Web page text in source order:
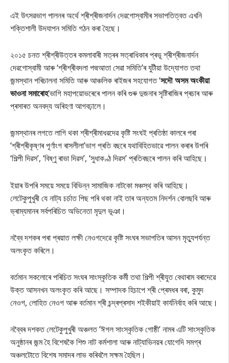
এই উৎসৱভাগ পালনৰ অৰ্থে শ্ৰীশ্ৰীজনাৰ্দন দেৱগোস্বামীৰ সভাপতিত্বত এখনি
শক্তিশালী উদযাপন সমিতি গঠন কৰা হৈছে।
২০১৫ চনত শ্ৰীশ্ৰীউত্তৰ কমলাবাৰী সত্ৰৰ সত্ৰাধিকাৰ প্ৰভূ শ্ৰীশ্ৰীজনাৰ্দন
দেৱগোস্বামী আৰু ‘শ্ৰীশ্ৰীবদলা পদ্মআতা সেৱা সমিতি’ৰ যুটীয়া উদ্যোগত তথা
জন্মস্থান পৰিচালনা সমিতি আৰু আঞ্চলিক ৰাইজৰ সহযোগত ‘সদৌ অসম অংকীয়া
ভাওনা সমাৰোহ‘ভাগি মহাপয়োভৰেৰে পালন কৰি গুৰু দুজনাৰ সৃষ্টিৰাজিৰ প্ৰচাৰ আৰু
প্ৰসাৰত অনবদ্য অৰিহণা আগবঢ়ালে।
জন্মস্থানৰ লগতে লাগি থকা শ্ৰীশ্ৰীমাধৱদেৱ কৃষ্টি সংঘই প্ৰতিষ্ঠা কালৰে পৰা
‘শ্ৰীশ্ৰীকৃষ্ণৰ পূৰ্ণাংগ ৰাসলীলা’ভাগ প্ৰতি বছৰে যথাবিহিতভাৱে পালন কৰাৰ উপৰি
‘শিল্পী দিৱস’, ‘বিষ্ণু ৰাভা দিৱস’, ‘সুধাকণ্ঠ দিৱস’ প্ৰতিবছৰে পালন কৰি আহিছে।
ইয়াৰ উপৰি সময়ে সময়ে বিভিন্ন সামাজিক নাটকো মঞ্চস্থ কৰি আহিছে।
লেটেকুপুখুৰী যে নাট্য চৰ্চাত পিছ পৰি থকা নাই তাৰ অন্যতম নিদৰ্শন বোলছবি আৰু
ভ্ৰাম্যমানৰ সৰ্বপৰিচিত অভিনেতা মৃদুল ভূঞা।
নব্বৈ দশকৰ পৰা প্ৰয়াত লক্ষী নেওগদেৱে কৃষ্টি সংঘৰ সভাপতিৰ আসন মৃতু্যপৰ্যন্ত
অলংকৃত কৰিলে।
বৰ্তমান সকলোৰে পৰিচিত সংঘৰ সাংস্কৃতিক কৰ্মী তথা শিল্পী শ্ৰীযুত বেথাৰাম বৰাদেৱে
উক্ত আসনখন অলংকৃত কৰি আছে। সম্পাদক হিচাপে শ্ৰী প্ৰেমধৰ বৰা, কুমুদ
নেওগ, লোহিত নেওগ আৰু বৰ্তমান শ্ৰী চন্দ্ৰপ্ৰসাদ শইকীয়াই কাৰ্যনিৰ্বাহ কৰি আছে।
নব্বৈৰ দশকত লেটেকুপুখুৰী অঞ্চলত ‘ঈগল সাংস্কৃতিক গোষ্ঠী’ নামৰ এটি সাংস্কৃতিক
অনুষ্ঠানৰ জন্ম হৈ বিশেষকৈ শিশু নাট কৰ্মশালা আৰু নাট্যাভিনয়ৰ যোগেদি সমগ্ৰ
অঞ্চলটোতে বিশেষ সমাদৰ লাভ কৰিবলৈ সক্ষম হৈছিল।